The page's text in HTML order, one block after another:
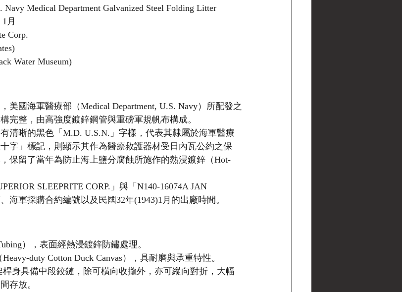
Navy Medical Department Galvanized Steel Folding Litter
月
Corp.
Water Museum)
美國海軍醫療部（Medical Department, U.S. Navy）所配發之
完整，由高強度鍍鋅鋼管與重磅軍規帆布構成。
清晰的黑色「M.D. U.S.N.」字樣，代表其隸屬於海軍醫療
字」標記，則顯示其作為醫療救護器材受日內瓦公約之保
保留了當年為防止海上鹽分腐蝕所施作的熱浸鍍鋅（Hot-
SLEEPRITE CORP.」與「N140-16074A JAN
海軍採購合約編號以及民國32年(1943)1月的出廠時間。
），表面經熱浸鍍鋅防鏽處理。
duty Cotton Duck Canvas），具耐磨與承重特性。
桿身具備中段鉸鏈，除可橫向收攏外，亦可縱向對折，大幅
存放。